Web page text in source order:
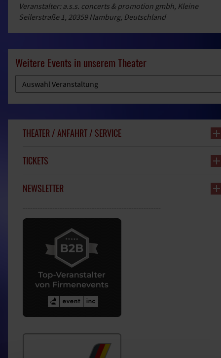
Veranstalter: a.s.s. concerts & promotion gmbh, Kleine
Seilerstraße 1, 20359 Hamburg, Deutschland
Weitere Events in unserem Theater
THEATER / ANFAHRT / SERVICE
TICKETS
NEWSLETTER
--------------------------------------------------------